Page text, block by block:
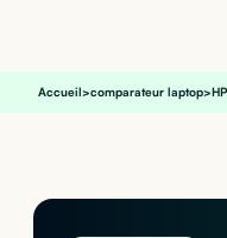
Accueil>comparateur laptop>